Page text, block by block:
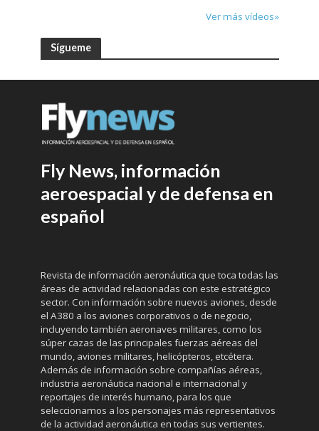
Ver más vídeos»
Sígueme
Fly News, información
aeroespacial y de defensa en
español
Revista de información aeronáutica que toca todas las
áreas de actividad relacionadas con este estratégico
sector. Con información sobre nuevos aviones, desde
el A380 a los aviones corporativos o de negocio,
incluyendo también aeronaves militares, como los
súper cazas de las principales fuerzas aéreas del
mundo, aviones militares, helicópteros, etcétera.
Además de información sobre compañías aéreas,
industria aeronáutica nacional e internacional y
reportajes de interés humano, para los que
seleccionamos a los personajes más representativos
de la actividad aeronáutica en todas sus vertientes.